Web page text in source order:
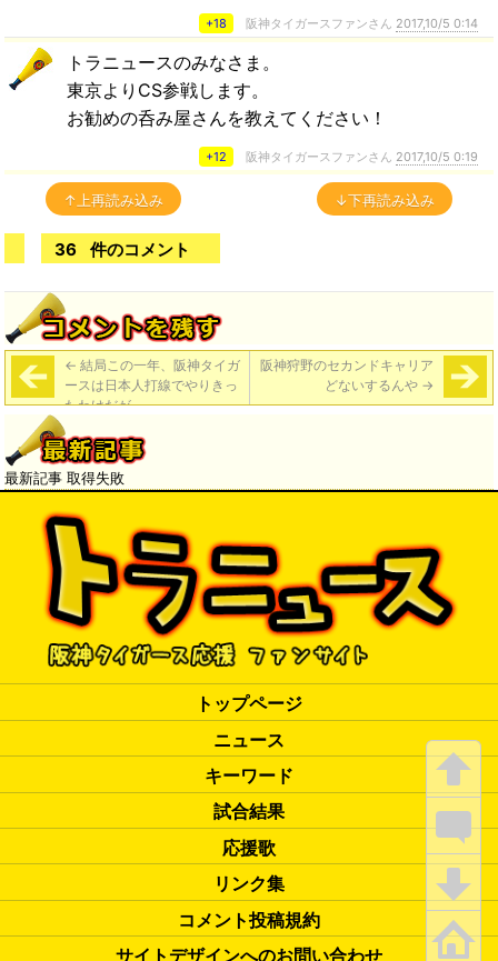
+18 阪神タイガースファンさん 2017,10/5 0:14
トラニュースのみなさま。
東京よりCS参戦します。
お勧めの呑み屋さんを教えてください！
+12 阪神タイガースファンさん 2017,10/5 0:19
↑上再読み込み ↓下再読み込み
36 件のコメント
← 結局この一年、阪神タイガ
ースは日本人打線でやりきっ
たわけだが
阪神狩野のセカンドキャリア
どないするんや →
最新記事 取得失敗
トップページ
ニュース
キーワード
試合結果
応援歌
リンク集
コメント投稿規約
サイトデザインへのお問い合わせ